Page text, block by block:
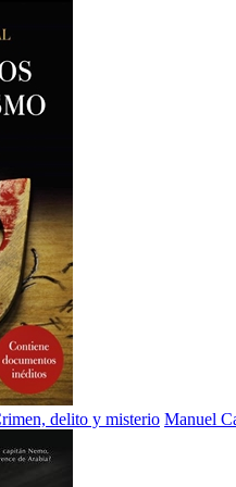
delito y misterio Manuel